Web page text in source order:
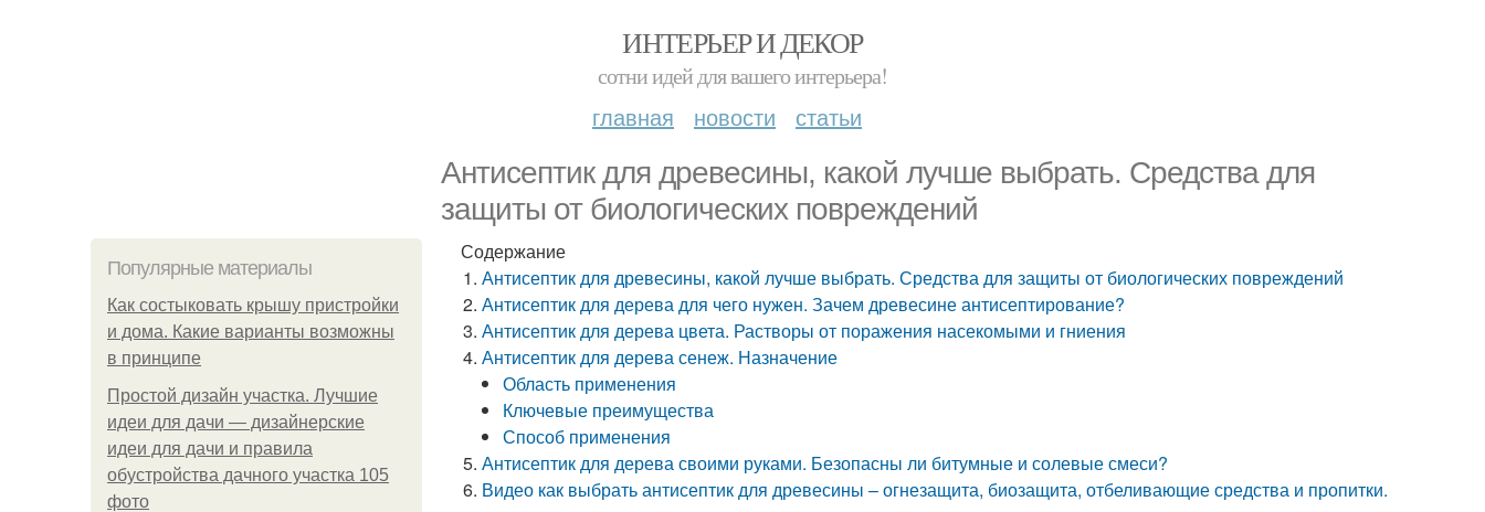
ИНТЕРЬЕР И ДЕКОР
сотни идей для вашего интерьера!
главная новости статьи
Антисептик для древесины, какой лучше выбрать. Средства для
защиты от биологических повреждений
Популярные материалы
Как состыковать крышу пристройки
и дома. Какие варианты возможны
в принципе
Простой дизайн участка. Лучшие
идеи для дачи — дизайнерские
идеи для дачи и правила
обустройства дачного участка 105
фото
Содержание
Антисептик для древесины, какой лучше выбрать. Средства для защиты от биологических повреждений
Антисептик для дерева для чего нужен. Зачем древесине антисептирование?
Антисептик для дерева цвета. Растворы от поражения насекомыми и гниения
Антисептик для дерева сенеж. Назначение
Область применения
Ключевые преимущества
Способ применения
Антисептик для дерева своими руками. Безопасны ли битумные и солевые смеси?
Видео как выбрать антисептик для древесины – огнезащита, биозащита, отбеливающие средства и пропитки.